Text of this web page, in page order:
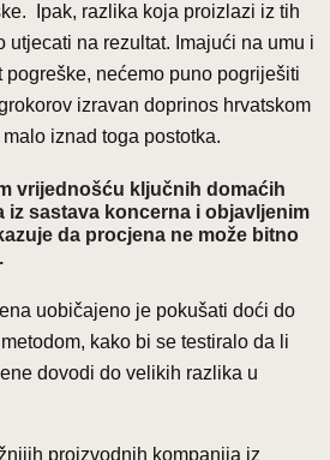
Ipak, razlika koja proizlazi iz tih
utjecati na rezultat. Imajući na umu i
nećemo puno pogriješiti
izravan doprinos hrvatskom
iznad toga postotka.
vrijednošću ključnih domaćih
iz sastava koncerna i objavljenim
da procjena ne može bitno
uobičajeno je pokušati doći do
kako bi se testiralo da li
dovodi do velikih razlika u
proizvodnih kompanija iz